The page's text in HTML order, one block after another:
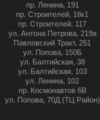
пр. Ленина, 191
пр. Строителей, 18к1
пр. Строителей, 117
ул. Антона Петрова, 219а
Павловский Тракт, 251
ул. Попова, 150Б
ул. Балтийская, 38
ул. Балтийская, 103
ул. Ленина, 102
пр. Космонавтов 6В
ул. Попова, 70Д (ТЦ Район)